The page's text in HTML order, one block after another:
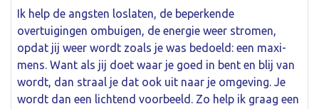
Ik help de angsten loslaten, de beperkende
overtuigingen ombuigen, de energie weer stromen,
opdat jij weer wordt zoals je was bedoeld: een maxi-
mens. Want als jij doet waar je goed in bent en blij van
wordt, dan straal je dat ook uit naar je omgeving. Je
wordt dan een lichtend voorbeeld. Zo help ik graag een